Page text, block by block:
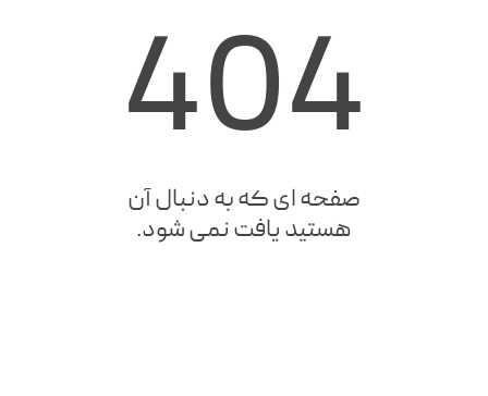
404
صفحه ای که به دنبال آن
هستید یافت نمی شود.